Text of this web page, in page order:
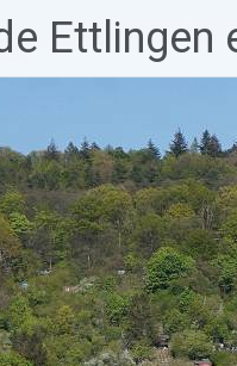
Ettlingen